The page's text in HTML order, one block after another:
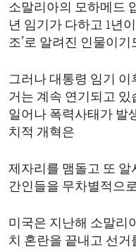
SearchASIA
EUROPE
SECURITY AND
AID AND
ECONOMY AND TRADE
ENVIRONMENT AND
ABOUT US
소말리아의 모하메드
년 임기가 다하고 1년
조’로 알려진 인물이기
그러나 대통령 임기
거는 계속 연기되고
일어나 폭력사태가 발
치적 개혁은
제자리를 맴돌고 또 알
간인들을 무차별적으
미국은 지난해 소말리
치 혼란을 끝내고 선거